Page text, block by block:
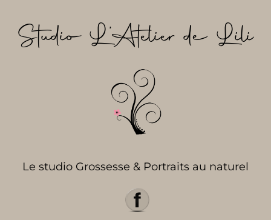
contenu
Studio L’Atelier de Lili
Le studio Grossesse & Portraits au naturel